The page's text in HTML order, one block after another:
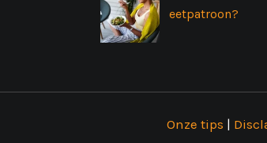
eetpatroon?
Onze tips |